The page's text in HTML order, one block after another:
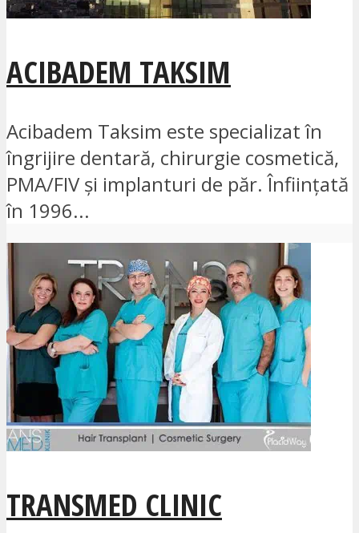
ACIBADEM TAKSIM
Acibadem Taksim este specializat în
îngrijire dentară, chirurgie cosmetică,
PMA/FIV și implanturi de păr. Înființată
în 1996...
TRANSMED CLINIC